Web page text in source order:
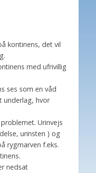
kontinens, det vil
med ufrivillig
ses som en våd
underlag, hvor
Urinvejs
urinsten ) og
rygmarven f.eks.
nedsat